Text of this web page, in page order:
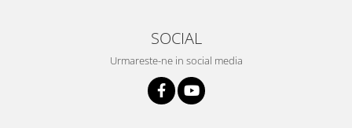
SOCIAL
Urmareste-ne in social media